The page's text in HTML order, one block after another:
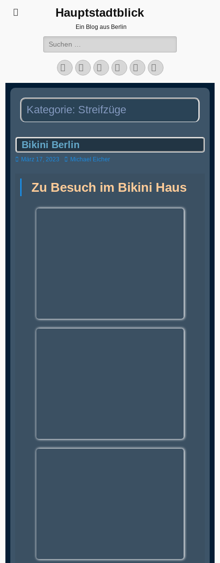
Hauptstadtblick
Ein Blog aus Berlin
Suchen
nach:
Facebook
TwitterLinkedIn
FlickrInstagramVerknüpfung
Kategorie: Streifzüge
Bikini Berlin
Veröffentlicht
März 17, 2023 AutorMichael Eicher
Zu Besuch im Bikini Haus